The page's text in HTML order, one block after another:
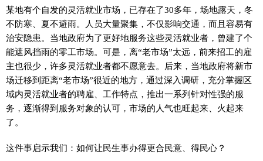
某地有个自发的灵活就业市场，已存在了30多年，场地露天，冬
不防寒、夏不避雨。人员大量聚集，不仅影响交通，而且容易有
治安隐患。当地政府为了更好地服务这些灵活就业者，曾建了个
能遮风挡雨的零工市场。可是，离“老市场”太远，前来招工的雇
主也很少，许多灵活就业者都不愿意去。后来，当地政府将新市
场迁移到距离“老市场”很近的地方，通过深入调研，充分掌握区
域内灵活就业者的聘雇、工作特点，推出一系列针对性强的服
务，逐渐得到服务对象的认可，市场的人气也旺起来、火起来
了。
这件事启示我们：如何让民生事办得更合民意、得民心？